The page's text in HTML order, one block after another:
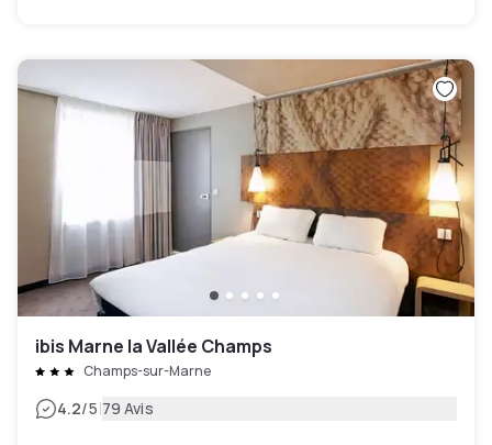
ibis Marne la Vallée Champs
Champs-sur-Marne
4.2/5|79 Avis